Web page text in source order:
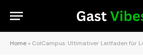
Home » ColCampus: Ultimativer Leitfaden für Login,